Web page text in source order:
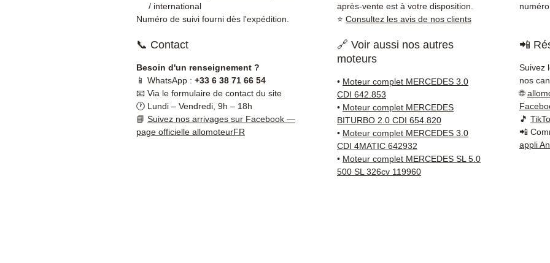
reste
5 à 7
sur
en
Bas,
3
/ international
Numéro de suivi fourni dès l'expédition.
après-vente est à votre disposition.
⭐ Consultez les avis de nos clients
📞 Contact
Besoin d'un renseignement ?
📱 WhatsApp : +33 6 38 71 66 54
📧 Via le formulaire de contact du site
🕐 Lundi – Vendredi, 9h – 18h
📘 Suivez nos arrivages sur Facebook —
page officielle allomoteurFR
🔗 Voir aussi nos autres
moteurs
• Moteur complet MERCEDES 3.0
CDI 642.853
• Moteur complet MERCEDES
BITURBO 2.0 CDI 654.820
• Moteur complet MERCEDES 3.0
CDI 4MATIC 642932
• Moteur complet MERCEDES SL 5.0
500 SL 326cv 119960
📲
Suivez
nos
🌐
🎵
📲
appli